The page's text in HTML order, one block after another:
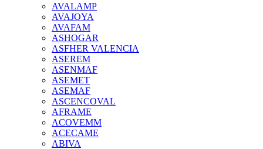
AVALAMP
AVAJOYA
AVAFAM
ASHOGAR
ASFHER VALENCIA
ASEREM
ASENMAF
ASEMET
ASEMAF
ASCENCOVAL
AFRAME
ACOVEMM
ACECAME
ABIVA